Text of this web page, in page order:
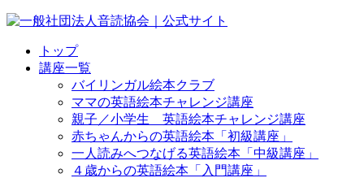
トップ
講座一覧
バイリンガル絵本クラブ
ママの英語絵本チャレンジ講座
親子／小学生 英語絵本チャレンジ講座
赤ちゃんからの英語絵本「初級講座」
一人読みへつなげる英語絵本「中級講座」
４歳からの英語絵本「入門講座」